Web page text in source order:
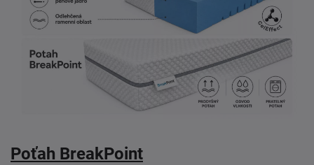
Poťah BreakPoint